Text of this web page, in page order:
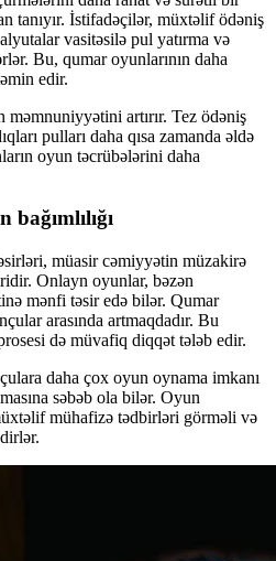
tanıyır. İstifadəçilər, müxtəlif ödəniş
vasitəsilə pul yatırma və
Bu, qumar oyunlarının daha
edir.
artırır. Tez ödəniş
pulları daha qısa zamanda əldə
oyun təcrübələrini daha
müasir cəmiyyətin müzakirə
Onlayn oyunlar, bəzən
mənfi təsir edə bilər. Qumar
arasında artmaqdadır. Bu
də müvafiq diqqət tələb edir.
daha çox oyun oynama imkanı
səbəb ola bilər. Oyun
mühafizə tədbirləri görməli və